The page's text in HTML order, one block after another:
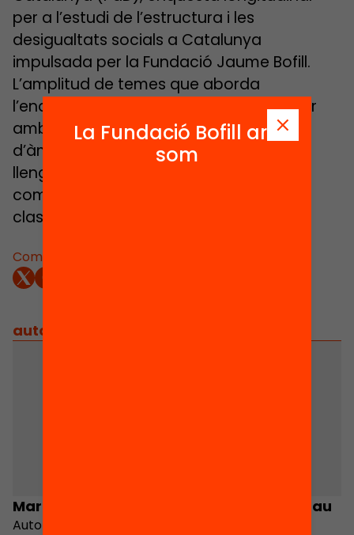
Comparteix:
per a l’estudi de l’estructura i les
desigualtats socials a Catalunya
impulsada per la Fundació Jaume Bofill.
L’amplitud de temes que aborda
l’enquesta, tot combinant el nivell de llar
amb l’individual, ha permès anàlisis
d’àmbits específics (treball, habitatge,
llengua, salut, ingressos, educació) així
com anàlisis transversals (estudi de les
classes socials, la joventut, els fills).
autors
Marc Ajenjo Cosp
Autor
Sara Ayllón Gatnau
La Fundació Bofill ara
som